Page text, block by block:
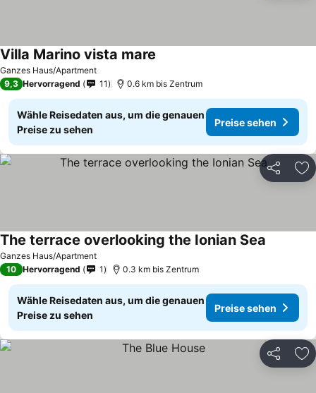
Ganzes Haus/Apartment
Villa Marino vista mare
9,3 Hervorragend 11 0.6 km bis Zentrum
Wähle Reisedaten aus, um die genauen
Preise zu sehen
Preise sehen
Teilen
Ganzes Haus/Apartment
The terrace overlooking the Ionian Sea
10 Hervorragend 1 0.3 km bis Zentrum
Wähle Reisedaten aus, um die genauen
Preise zu sehen
Preise sehen
Teilen